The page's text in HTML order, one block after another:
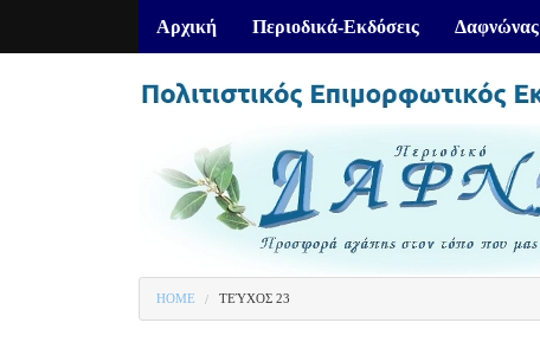
Αρχική Περιοδικά-Εκδόσεις Δαφνώνας
You are here
HOME ΤΕΎΧΟΣ 23